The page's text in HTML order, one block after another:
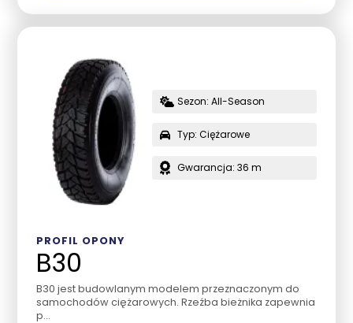
Sezon: All-Season
Typ: Ciężarowe
Gwarancja: 36 m
PROFIL OPONY
B30
B30 jest budowlanym modelem przeznaczonym do
samochodów ciężarowych. Rzeźba bieżnika zapewnia
p...